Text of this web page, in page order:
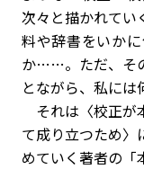
次々と描かれてい
料や辞書をいか
か……。ただ、そ
とながら、私には
それは〈校正が
て成り立つため〉
めていく著者の「